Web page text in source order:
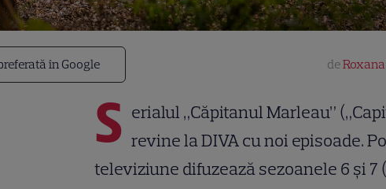
în Google de
S erialul „Căpitanul Marleau”
revine la DIVA cu noi episoade.
televiziune difuzează sezoanele 6 și